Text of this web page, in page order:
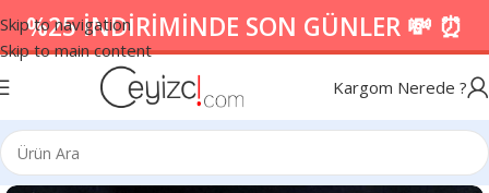
Skip to navigation
Skip to main content
%25 İNDİRİMİNDE SON GÜNLER 💸 ⏰
Kargom Nerede ?